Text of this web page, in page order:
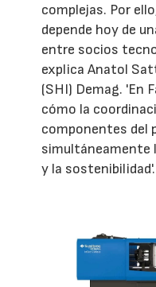
complejas. Por
depende hoy de
entre socios
explica Anatol
(SHI) Demag. 'En
cómo la
componentes del
simultáneamente
y la sostenibilidad'.